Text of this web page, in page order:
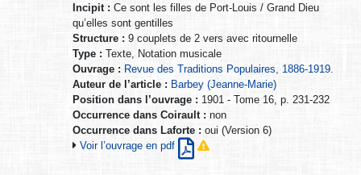
Incipit : Ce sont les filles de Port-Louis / Grand Dieu
qu’elles sont gentilles
Structure : 9 couplets de 2 vers avec ritournelle
Type : Texte, Notation musicale
Ouvrage : Revue des Traditions Populaires, 1886-1919.
Auteur de l’article : Barbey (Jeanne-Marie)
Position dans l’ouvrage : 1901 - Tome 16, p. 231-232
Occurrence dans Coirault : non
Occurrence dans Laforte : oui (Version 6)
Voir l’ouvrage en pdf